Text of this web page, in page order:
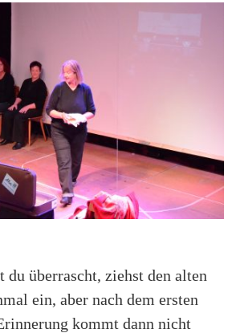
du überrascht, ziehst den alten
ein, aber nach dem ersten
kommt dann nicht